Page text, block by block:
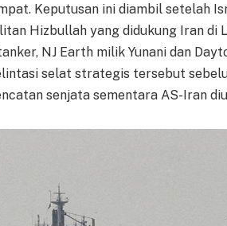
Keputusan ini diambil setelah
Hizbullah yang didukung Iran di
NJ Earth milik Yunani dan
selat strategis tersebut
senjata sementara AS-Iran